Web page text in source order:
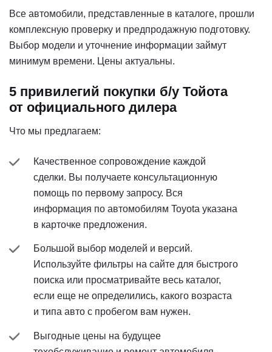
Все автомобили, представленные в каталоге, прошли
комплексную проверку и предпродажную подготовку.
Выбор модели и уточнение информации займут
минимум времени. Цены актуальны.
5 привилегий покупки б/у Тойота
от официального дилера
Что мы предлагаем:
Качественное сопровождение каждой
сделки. Вы получаете консультационную
помощь по первому запросу. Вся
информация по автомобилям Toyota указана
в карточке предложения.
Большой выбор моделей и версий.
Используйте фильтры на сайте для быстрого
поиска или просматривайте весь каталог,
если еще не определились, какого возраста
и типа авто с пробегом вам нужен.
Выгодные цены на будущее